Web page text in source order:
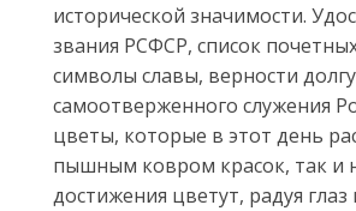
исторической значимости.
звания РСФСР, список
символы славы, верности
самоотверженного служения
цветы, которые в этот день
пышным ковром красок, так и
достижения цветут, радуя глаз